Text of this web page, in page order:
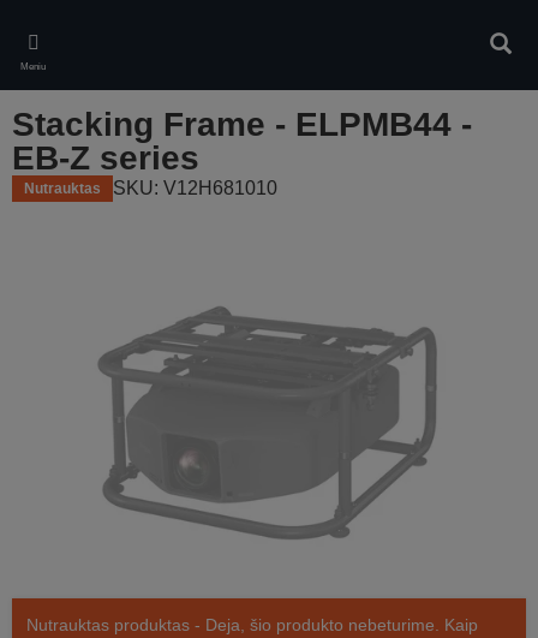
main
content
Meniu
Stacking Frame - ELPMB44 -
EB-Z series
Nutrauktas SKU: V12H681010
Nutrauktas produktas - Deja, šio produkto nebeturime. Kaip